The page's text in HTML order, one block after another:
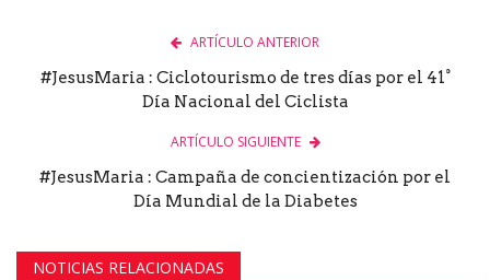
ARTÍCULO ANTERIOR
#JesusMaria : Ciclotourismo de tres días por el 41°
Día Nacional del Ciclista
ARTÍCULO SIGUIENTE
#JesusMaria : Campaña de concientización por el
Día Mundial de la Diabetes
NOTICIAS RELACIONADAS